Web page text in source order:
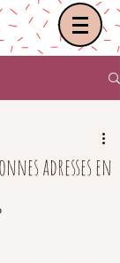
adresses en